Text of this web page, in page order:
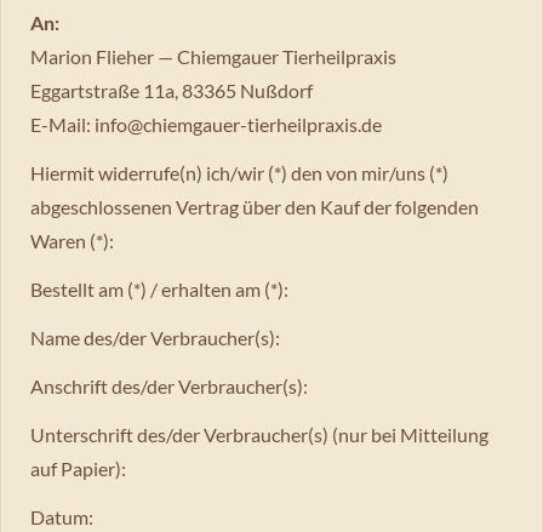
An:
Marion Flieher — Chiemgauer Tierheilpraxis
Eggartstraße 11a, 83365 Nußdorf
E-Mail: info@chiemgauer-tierheilpraxis.de
Hiermit widerrufe(n) ich/wir (*) den von mir/uns (*)
abgeschlossenen Vertrag über den Kauf der folgenden
Waren (*):
Bestellt am (*) / erhalten am (*):
Name des/der Verbraucher(s):
Anschrift des/der Verbraucher(s):
Unterschrift des/der Verbraucher(s) (nur bei Mitteilung
auf Papier):
Datum: